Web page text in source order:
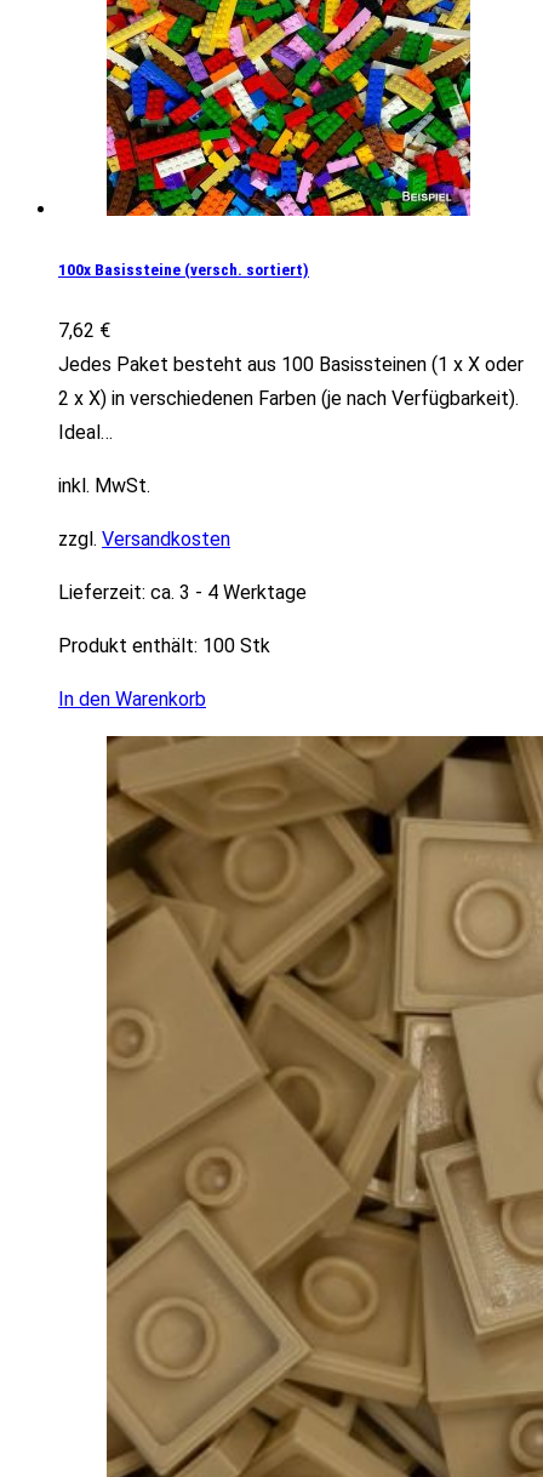
100x Basissteine (versch. sortiert)
7,62 €
Jedes Paket besteht aus 100 Basissteinen (1 x X oder
2 x X) in verschiedenen Farben (je nach Verfügbarkeit).
Ideal…
inkl. MwSt.
zzgl. Versandkosten
Lieferzeit: ca. 3 - 4 Werktage
Produkt enthält: 100 Stk
In den Warenkorb